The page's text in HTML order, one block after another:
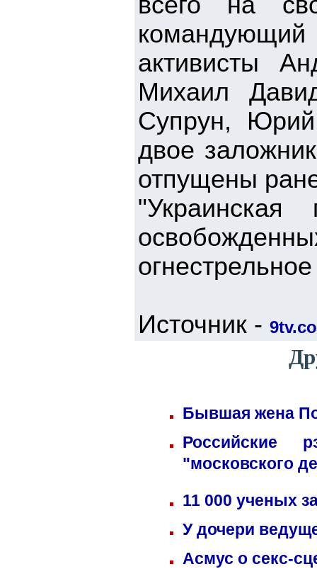
активисты
Михаил
Супрун,
двое
отпущены
Источник -
Бывшая жена
Российские
"московского
11 000 ученых
У дочери
Асмус о секс-